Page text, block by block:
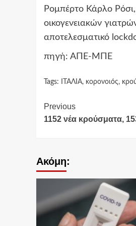
Ρομπέρτο Κάρλο
οικογενειακών
αποτελεσματικό
πηγή: ΑΠΕ-ΜΠΕ
Tags: ΙΤΑΛΙΑ, κορονοιός,
Continue
Reading
Previous
1152 νέα κρούσματα,
Ακόμη: